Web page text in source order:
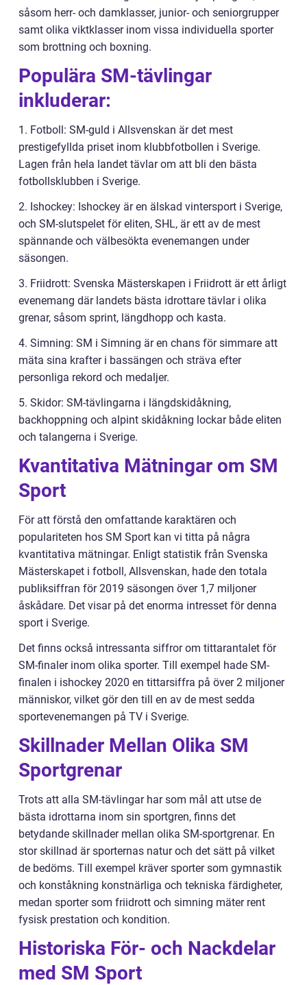
såsom herr- och damklasser, junior- och seniorgrupper
samt olika viktklasser inom vissa individuella sporter
som brottning och boxning.
Populära SM-tävlingar
inkluderar:
1. Fotboll: SM-guld i Allsvenskan är det mest
prestigefyllda priset inom klubbfotbollen i Sverige.
Lagen från hela landet tävlar om att bli den bästa
fotbollsklubben i Sverige.
2. Ishockey: Ishockey är en älskad vintersport i Sverige,
och SM-slutspelet för eliten, SHL, är ett av de mest
spännande och välbesökta evenemangen under
säsongen.
3. Friidrott: Svenska Mästerskapen i Friidrott är ett årligt
evenemang där landets bästa idrottare tävlar i olika
grenar, såsom sprint, längdhopp och kasta.
4. Simning: SM i Simning är en chans för simmare att
mäta sina krafter i bassängen och sträva efter
personliga rekord och medaljer.
5. Skidor: SM-tävlingarna i längdskidåkning,
backhoppning och alpint skidåkning lockar både eliten
och talangerna i Sverige.
Kvantitativa Mätningar om SM
Sport
För att förstå den omfattande karaktären och
populariteten hos SM Sport kan vi titta på några
kvantitativa mätningar. Enligt statistik från Svenska
Mästerskapet i fotboll, Allsvenskan, hade den totala
publiksiffran för 2019 säsongen över 1,7 miljoner
åskådare. Det visar på det enorma intresset för denna
sport i Sverige.
Det finns också intressanta siffror om tittarantalet för
SM-finaler inom olika sporter. Till exempel hade SM-
finalen i ishockey 2020 en tittarsiffra på över 2 miljoner
människor, vilket gör den till en av de mest sedda
sportevenemangen på TV i Sverige.
Skillnader Mellan Olika SM
Sportgrenar
Trots att alla SM-tävlingar har som mål att utse de
bästa idrottarna inom sin sportgren, finns det
betydande skillnader mellan olika SM-sportgrenar. En
stor skillnad är sporternas natur och det sätt på vilket
de bedöms. Till exempel kräver sporter som gymnastik
och konståkning konstnärliga och tekniska färdigheter,
medan sporter som friidrott och simning mäter rent
fysisk prestation och kondition.
Historiska För- och Nackdelar
med SM Sport